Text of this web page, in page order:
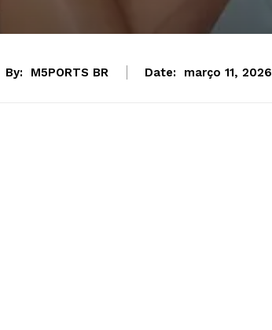
By: M5PORTS BR Date: março 11, 2026